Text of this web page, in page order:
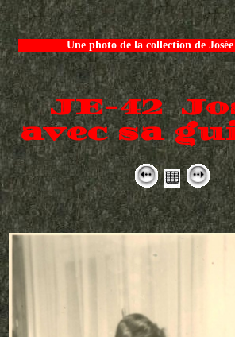
Une photo de la collection de
JE-42
avec sa